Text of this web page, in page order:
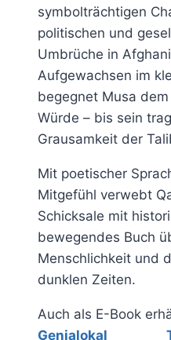
symbolträchtigen
politischen und
Umbrüche in
Aufgewachsen im
begegnet Musa
Würde – bis sein
Grausamkeit der
Mit poetischer
Mitgefühl verwebt
Schicksale mit
bewegendes Buch
Menschlichkeit und
dunklen Zeiten.
Auch als E-Book
Genialokal